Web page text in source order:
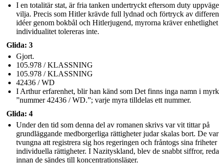
I en totalitär stat, är fria tanken undertryckt eftersom duty
vilja. Precis som Hitler krävde full lydnad och förtryck av
idéer genom bokbål och Hitlerjugend, myrorna kräver
individualitet tolereras inte.
Glida: 3
Gjort.
105.978 / KLASSNING
105.978 / KLASSNING
42436 / WD
I Arthur erfarenhet, blir han känd som Det finns inga namn i
”nummer 42436 / WD.”; varje myra tilldelas ett nummer.
Glida: 4
Under den tid som denna del av romanen skrivs var vit tittar på
grundläggande medborgerliga rättigheter judar skalas bort. De var
tvungna att registrera sig hos regeringen och fråntogs sina friheter
individuella rättigheter. I Nazityskland, blev de snabbt siffror,
innan de sändes till koncentrationsläger.